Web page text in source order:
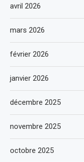
avril 2026
mars 2026
février 2026
janvier 2026
décembre 2025
novembre 2025
octobre 2025